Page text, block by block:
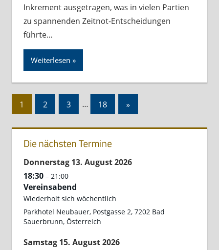
Inkrement ausgetragen, was in vielen Partien
zu spannenden Zeitnot-Entscheidungen
führte…
Weiterlesen
Seitennummerierung
der
Beiträge
1 2 3 … 18
Nächste
Beiträge
»
Die nächsten Termine
Donnerstag 13. August2026
18:30 – 21:00
Vereinsabend
Wiederholt sich wöchentlich
Parkhotel Neubauer, Postgasse 2, 7202 Bad
Sauerbrunn, Österreich
Samstag 15. August2026